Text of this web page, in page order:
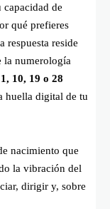
capacidad de
qué prefieres
respuesta reside
la numerología
10, 19 o 28
huella digital de tu
nacimiento que
la vibración del
dirigir y, sobre